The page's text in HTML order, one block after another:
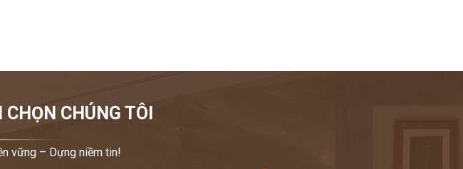
CHÚNG TÔI
vững – Dựng niềm tin!